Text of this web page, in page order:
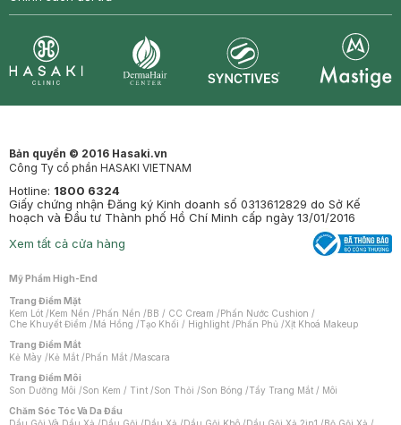
Bản quyền © 2016 Hasaki.vn
Công Ty cổ phần HASAKI VIETNAM
Hotline: 1800 6324
Giấy chứng nhận Đăng ký Kinh doanh số 0313612829 do Sở Kế
hoạch và Đầu tư Thành phố Hồ Chí Minh cấp ngày 13/01/2016
Xem tất cả cửa hàng
Mỹ Phẩm High-End
Trang Điểm Mặt
Kem Lót /Kem Nền /Phấn Nền /BB / CC Cream /Phấn Nước Cushion /
Che Khuyết Điểm /Má Hồng /Tạo Khối / Highlight /Phấn Phủ /Xịt Khoá Makeup
Trang Điểm Mắt
Kẻ Mày /Kẻ Mắt /Phấn Mắt /Mascara
Trang Điểm Môi
Son Dưỡng Môi /Son Kem / Tint /Son Thỏi /Son Bóng /Tẩy Trang Mắt / Môi
Chăm Sóc Tóc Và Da Đầu